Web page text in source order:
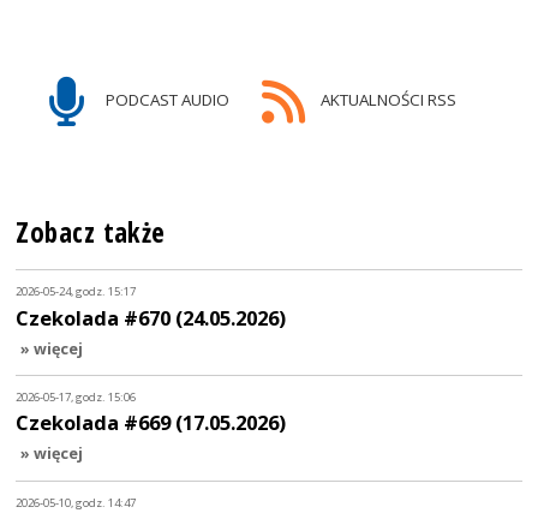
PODCAST AUDIO AKTUALNOŚCI RSS
Zobacz także
2026-05-24, godz. 15:17
Czekolada #670 (24.05.2026)
» więcej
2026-05-17, godz. 15:06
Czekolada #669 (17.05.2026)
» więcej
2026-05-10, godz. 14:47